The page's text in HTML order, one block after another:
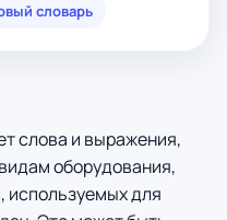
словарь
слова и выражения,
оборудования,
используемых для